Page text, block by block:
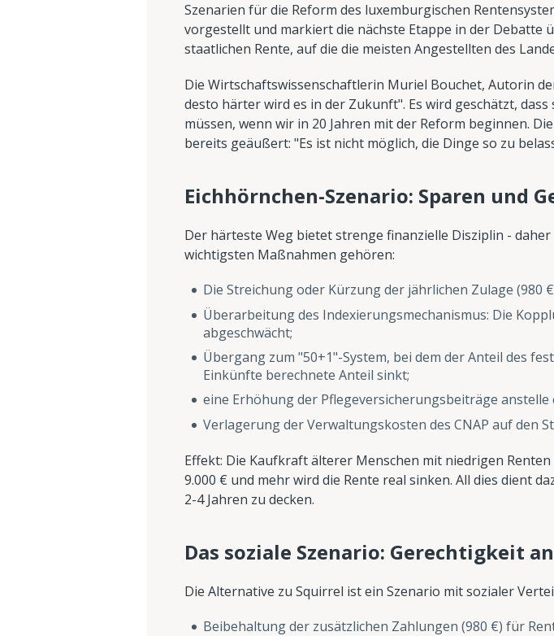
Szenarien für die Reform des luxemburgischen
vorgestellt und markiert die nächste Etappe in der Debatte
staatlichen Rente, auf die die meisten Angestellten des
Die Wirtschaftswissenschaftlerin Muriel Bouchet, Autorin
desto härter wird es in der Zukunft". Es wird geschätzt,
müssen, wenn wir in 20 Jahren mit der Reform beginnen.
bereits geäußert: "Es ist nicht möglich, die Dinge so zu
Eichhörnchen-Szenario: Sparen und
Der härteste Weg bietet strenge finanzielle Disziplin -
wichtigsten Maßnahmen gehören:
Die Streichung oder Kürzung der jährlichen Zulage (980
Überarbeitung des Indexierungsmechanismus: Die
abgeschwächt;
Übergang zum "50+1"-System, bei dem der Anteil des
Einkünfte berechnete Anteil sinkt;
eine Erhöhung der Pflegeversicherungsbeiträge
Verlagerung der Verwaltungskosten des CNAP auf den
Effekt: Die Kaufkraft älterer Menschen mit niedrigen
9.000 € und mehr wird die Rente real sinken. All dies dient
2-4 Jahren zu decken.
Das soziale Szenario: Gerechtigkeit
Die Alternative zu Squirrel ist ein Szenario mit sozialer
Beibehaltung der zusätzlichen Zahlungen (980 €) für